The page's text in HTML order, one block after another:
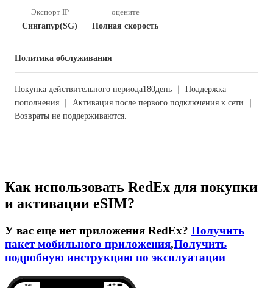
Экспорт IP
Сингапур(SG)
оцените
Полная скорость
Политика обслуживания
Покупка действительного периода180день ｜ Поддержка
пополнения ｜ Активация после первого подключения к сети ｜
Возвраты не поддерживаются.
Как использовать RedEx для покупки
и активации eSIM?
У вас еще нет приложения RedEx? Получить
пакет мобильного приложения,Получить
подробную инструкцию по эксплуатации